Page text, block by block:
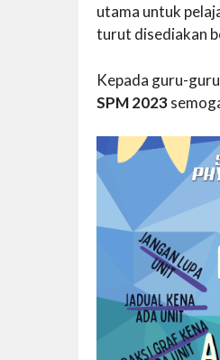
utama untuk
turut disediakan
Kepada guru-
SPM 2023